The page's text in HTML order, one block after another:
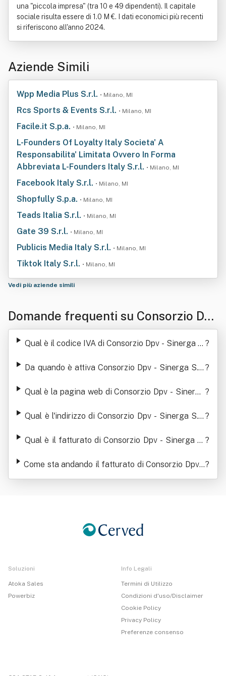
una "piccola impresa" (tra 10 e 49 dipendenti). Il capitale
sociale risulta essere di 1.0 M €. I dati economici più recenti
si riferiscono all'anno 2024.
Aziende Simili
Wpp Media Plus S.r.l. • Milano, MI
Rcs Sports & Events S.r.l. • Milano, MI
Facile.it S.p.a. • Milano, MI
L-Founders Of Loyalty Italy Societa' A
Responsabilita' Limitata Ovvero In Forma
Abbreviata L-Founders Italy S.r.l. • Milano, MI
Facebook Italy S.r.l. • Milano, MI
Shopfully S.p.a. • Milano, MI
Teads Italia S.r.l. • Milano, MI
Gate 39 S.r.l. • Milano, MI
Publicis Media Italy S.r.l. • Milano, MI
Tiktok Italy S.r.l. • Milano, MI
Vedi più aziende simili
Domande frequenti su Consorzio Dpv
- Sinerga S.c.a.r.l.
Qual è il codice IVA di Consorzio Dpv - Sinerga S. ?
Da quando è attiva Consorzio Dpv - Sinerga S.c. ?
Qual è la pagina web di Consorzio Dpv - Sinerga ?
Qual è l'indirizzo di Consorzio Dpv - Sinerga S.c. ?
Qual è il fatturato di Consorzio Dpv - Sinerga S. ?
Come sta andando il fatturato di Consorzio Dpv -
Sinerga S.c.a.r.l.
?
Soluzioni
Atoka Sales
Powerbiz
Info Legali
Termini di Utilizzo
Condizioni d'uso/Disclaimer
Cookie Policy
Privacy Policy
Preferenze consenso